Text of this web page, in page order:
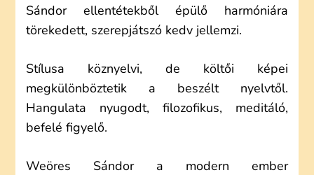
Sándor ellentétekből épülő harmóniára
törekedett, szerepjátszó kedv jellemzi.
Stílusa köznyelvi, de költői képei
megkülönböztetik a beszélt nyelvtől.
Hangulata nyugodt, filozofikus, meditáló,
befelé figyelő.
Weöres Sándor a modern ember